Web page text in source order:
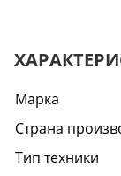
Марка
Страна
Тип техники